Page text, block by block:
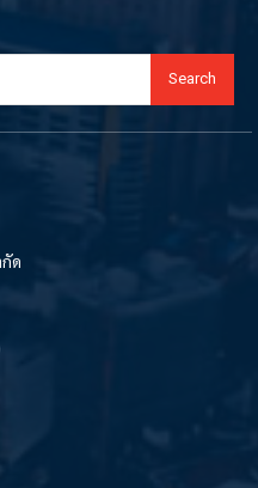
Search
ด